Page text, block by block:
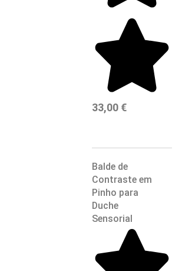
33,00 €
Balde de
Contraste em
Pinho para
Duche
Sensorial